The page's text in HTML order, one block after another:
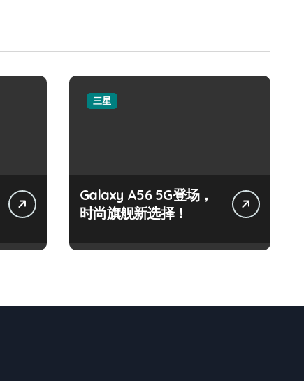
三星
Galaxy A56 5G登场，
时尚旗舰新选择！